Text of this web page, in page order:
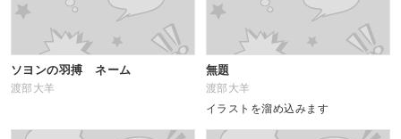
ソヨンの羽搏 ネーム
渡部大羊
無題
渡部大羊
イラストを溜め込みます